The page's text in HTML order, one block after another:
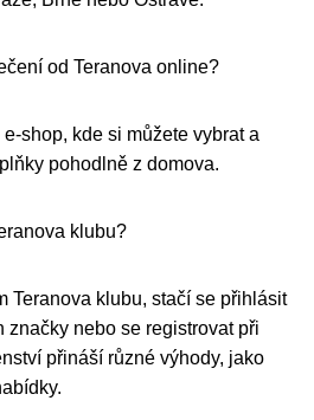
od Teranova online?
shop, kde si můžete vybrat a
pohodlně z domova.
klubu?
Teranova klubu, stačí se přihlásit
značky nebo se registrovat při
přináší různé výhody, jako